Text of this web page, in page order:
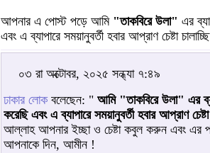
আপনার এ পোস্ট পড়ে আমি "তাকবিরে উলা" এর
এবং এ ব্যাপারে সময়ানুবর্তী হবার আপ্রাণ চেষ্টা
০৩ রা অক্টোবর, ২০২৫ সন্ধ্যা ৭:৪৯
ঢাকার লোকবলেছেন: " আমি "তাকবিরে উলা" এর
করেছি এবং এ ব্যাপারে সময়ানুবর্তী হবার আপ্রাণ চেষ্টা
আল্লাহ আপনার ইচ্ছা ও চেষ্টা কবুল করুন এবং এর
আপনাকে দিন, আমীন !